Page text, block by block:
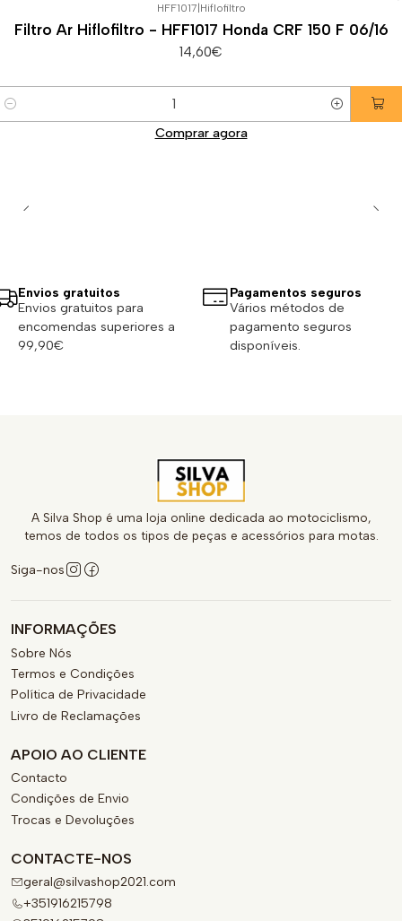
HFF1017 Hiflofiltro
Filtro Ar Hiflofiltro - HFF1017 Honda CRF 150 F 06/16
14,60€
Comprar agora
Envios gratuitos
Envios gratuitos para
encomendas superiores a
99,90€
Pagamentos seguros
Vários métodos de
pagamento seguros
disponíveis.
A Silva Shop é uma loja online dedicada ao motociclismo,
temos de todos os tipos de peças e acessórios para motas.
Siga-nos
INFORMAÇÕES
Sobre Nós
Termos e Condições
Política de Privacidade
Livro de Reclamações
APOIO AO CLIENTE
Contacto
Condições de Envio
Trocas e Devoluções
CONTACTE-NOS
geral@silvashop2021.com
+351916215798